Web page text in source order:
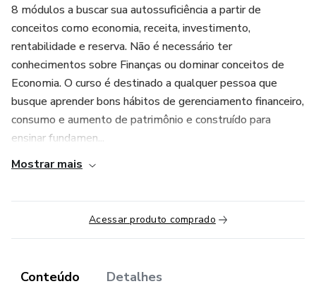
8 módulos a buscar sua autossuficiência a partir de
conceitos como economia, receita, investimento,
rentabilidade e reserva. Não é necessário ter
conhecimentos sobre Finanças ou dominar conceitos de
Economia. O curso é destinado a qualquer pessoa que
busque aprender bons hábitos de gerenciamento financeiro,
consumo e aumento de patrimônio e construído para
ensinar fundamen...
Mostrar mais
Acessar produto comprado
Conteúdo Detalhes